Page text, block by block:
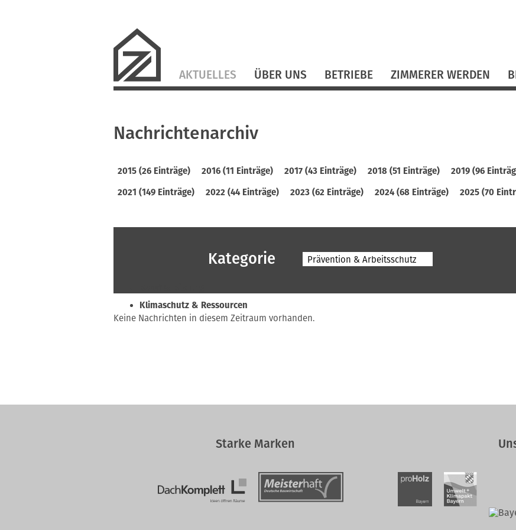
überspringen
AKTUELLES ÜBER UNS BETRIEBE ZIMMERER WERDEN
Nachrichtenarchiv
2015 (26 Einträge) 2016 (11 Einträge) 2017 (43 Einträge) 2018 (51 Einträge) 2019 (96
2021 (149 Einträge)
2022 (44 Einträge) 2023 (62 Einträge) 2024 (68 Einträge) 2025 (70
Kategorie Prävention & Arbeitsschutz
Klimaschutz & Ressourcen
Normen & Fachregeln
Interviews
Keine Nachrichten in diesem Zeitraum vorhanden.
Starke Marken